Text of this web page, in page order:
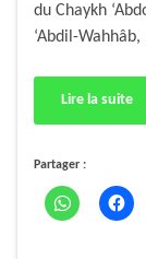
du Chaykh
‘Abdil-
Lire la suite
Partager :